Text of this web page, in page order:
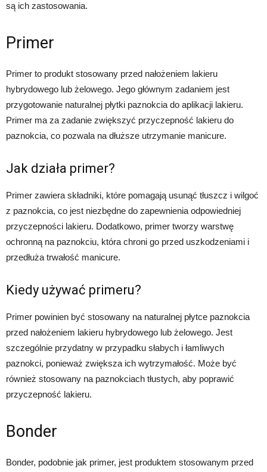
są ich zastosowania.
Primer
Primer to produkt stosowany przed nałożeniem lakieru
hybrydowego lub żelowego. Jego głównym zadaniem jest
przygotowanie naturalnej płytki paznokcia do aplikacji lakieru.
Primer ma za zadanie zwiększyć przyczepność lakieru do
paznokcia, co pozwala na dłuższe utrzymanie manicure.
Jak działa primer?
Primer zawiera składniki, które pomagają usunąć tłuszcz i wilgoć
z paznokcia, co jest niezbędne do zapewnienia odpowiedniej
przyczepności lakieru. Dodatkowo, primer tworzy warstwę
ochronną na paznokciu, która chroni go przed uszkodzeniami i
przedłuża trwałość manicure.
Kiedy używać primeru?
Primer powinien być stosowany na naturalnej płytce paznokcia
przed nałożeniem lakieru hybrydowego lub żelowego. Jest
szczególnie przydatny w przypadku słabych i łamliwych
paznokci, ponieważ zwiększa ich wytrzymałość. Może być
również stosowany na paznokciach tłustych, aby poprawić
przyczepność lakieru.
Bonder
Bonder, podobnie jak primer, jest produktem stosowanym przed